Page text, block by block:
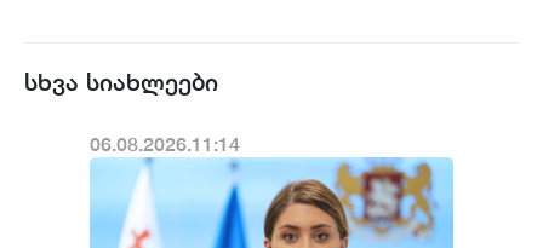
სხვა სიახლეები
06.08.2026.11:14